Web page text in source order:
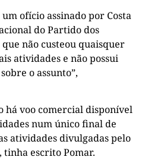
ofício assinado por Costa
do Partido dos
não custeou quaisquer
atividades e não possui
o assunto”,
há voo comercial disponível
num único final de
atividades divulgadas pelo
escrito Pomar.